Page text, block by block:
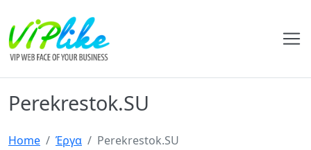
Perekrestok.SU
Home Έργα Perekrestok.SU